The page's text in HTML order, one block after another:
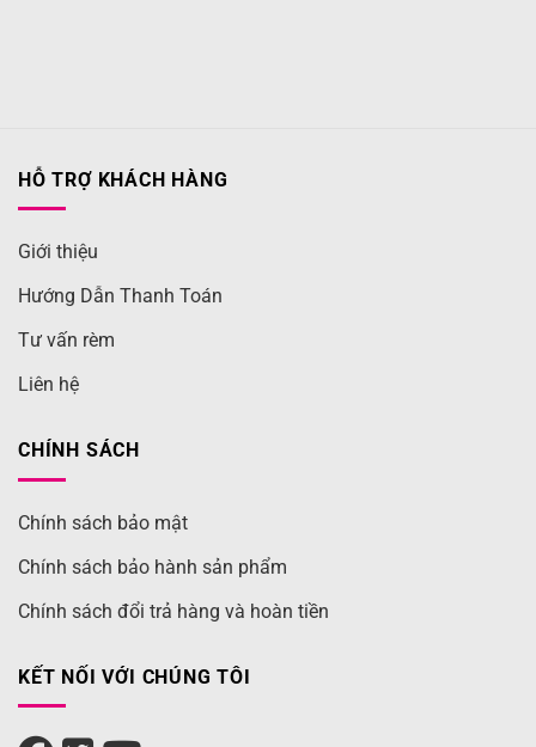
HỖ TRỢ KHÁCH HÀNG
Giới thiệu
Hướng Dẫn Thanh Toán
Tư vấn rèm
Liên hệ
CHÍNH SÁCH
Chính sách bảo mật
Chính sách bảo hành sản phẩm
Chính sách đổi trả hàng và hoàn tiền
KẾT NỐI VỚI CHÚNG TÔI